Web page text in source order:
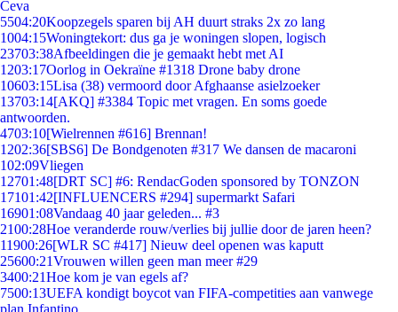
Ceva
5504:20Koopzegels sparen bij AH duurt straks 2x zo lang
1004:15Woningtekort: dus ga je woningen slopen, logisch
23703:38Afbeeldingen die je gemaakt hebt met AI
1203:17Oorlog in Oekraïne #1318 Drone baby drone
10603:15Lisa (38) vermoord door Afghaanse asielzoeker
13703:14[AKQ] #3384 Topic met vragen. En soms goede
antwoorden.
4703:10[Wielrennen #616] Brennan!
1202:36[SBS6] De Bondgenoten #317 We dansen de macaroni
102:09Vliegen
12701:48[DRT SC] #6: RendacGoden sponsored by TONZON
17101:42[INFLUENCERS #294] supermarkt Safari
16901:08Vandaag 40 jaar geleden... #3
2100:28Hoe veranderde rouw/verlies bij jullie door de jaren heen?
11900:26[WLR SC #417] Nieuw deel openen was kaputt
25600:21Vrouwen willen geen man meer #29
3400:21Hoe kom je van egels af?
7500:13UEFA kondigt boycot van FIFA-competities aan vanwege
plan Infantino